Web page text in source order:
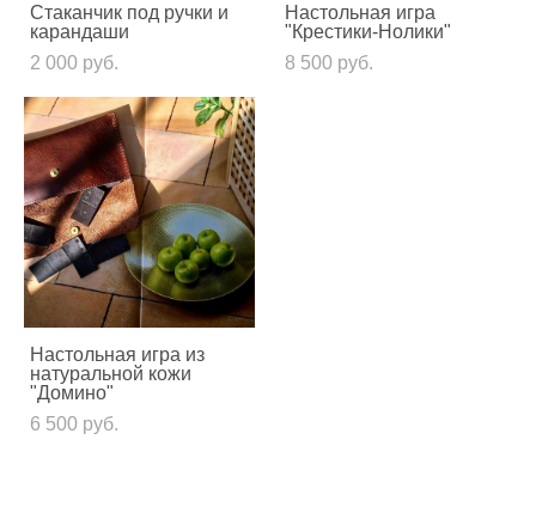
Стаканчик под ручки и
карандаши
2 000 pуб.
Настольная игра
"Крестики-Нолики"
8 500 pуб.
Настольная игра из
натуральной кожи
"Домино"
6 500 pуб.